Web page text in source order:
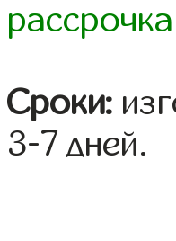
Сроки:
3-7 дней.